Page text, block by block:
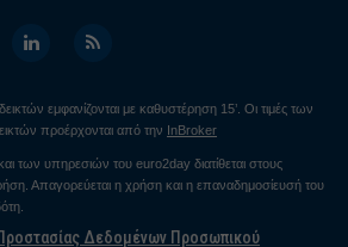
εμφανίζονται με καθυστέρηση 15’. Οι τιμές των
προέρχονται από την InBroker
των υπηρεσιών του euro2day διατίθεται στους
Απαγορεύεται η χρήση και η επαναδημοσίευσή του
Δεδομένων Προσωπικού